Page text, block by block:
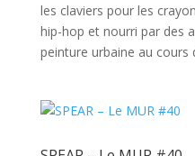
les claviers pour les
hip-hop et nourri par des
peinture urbaine au cours